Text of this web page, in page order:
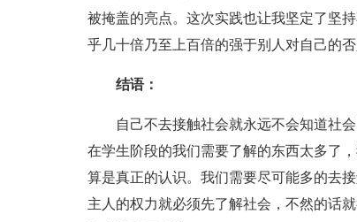
被掩盖的亮点。这次实践也让我坚定了坚
乎几十倍乃至上百倍的强于别人对自己的
结语：
自己不去接触社会就永远不会知道社会
在学生阶段的我们需要了解的东西太多了
算是真正的认识。我们需要尽可能多的去
主人的权力就必须先了解社会，不然的话